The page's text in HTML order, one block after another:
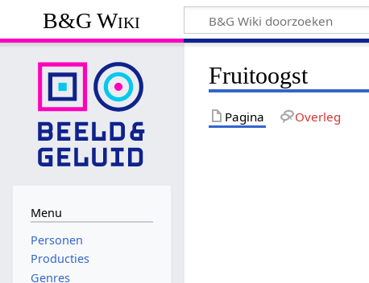
B&G Wiki
Fruitoogst
Pagina Overleg
Menu
Personen
Producties
Genres